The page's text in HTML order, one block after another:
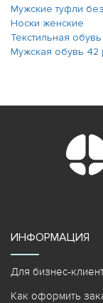
Мужские туфли
Носки женские
Текстильная
Мужская обувь 42
ИНФОРМАЦИЯ
Для бизнес-
Как оформить